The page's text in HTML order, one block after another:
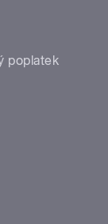
poplatek